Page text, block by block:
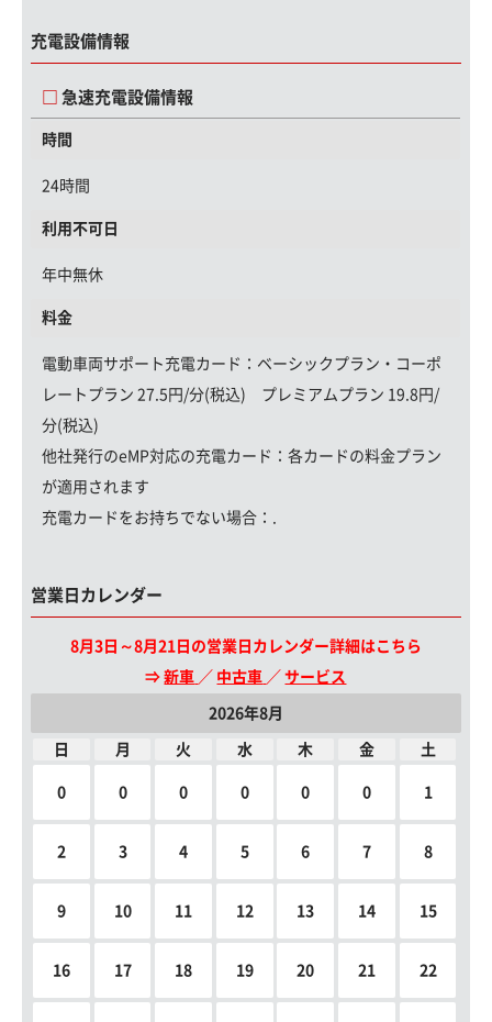
充電設備情報
急速充電設備情報
時間
24時間
利用不可日
年中無休
料金
電動車両サポート充電カード ：ベーシックプラン・コーポ
レートプラン 27.5円/分(税込) プレミアムプラン 19.8円/
分(税込)
他社発行のeMP対応の充電カード：各カードの料金プラン
が適用されます
充電カードをお持ちでない場合：
営業日カレンダー
8月3日～8月21日の営業日カレンダー詳細はこちら
⇒新車 ／ 中古車 ／サービス
2026年8月
日 月 火 水 木 金 土
0 0 0 0 0 0 1
2 3 4 5 6 7 8
9 10 11 12 13 14 15
16 17 18 19 20 21 22